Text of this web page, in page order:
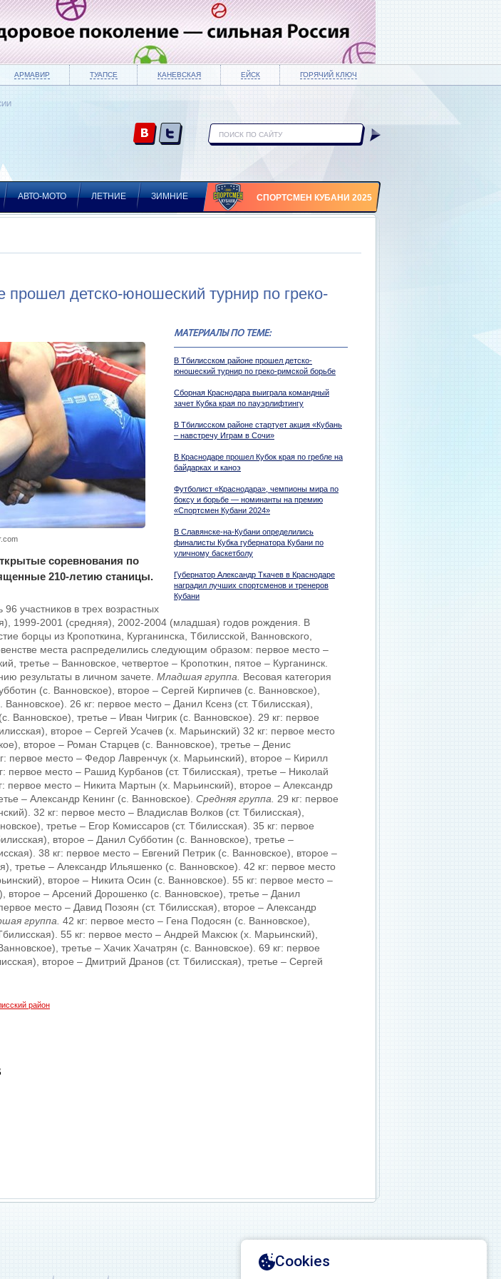
АРМАВИР ТУАПСЕ КАНЕВСКАЯ ЕЙСК ГОРЯЧИЙ КЛЮЧ
АВТО-МОТО ЛЕТНИЕ ЗИМНИЕ СПОРТСМЕН КУБАНИ 2025
прошел детско-юношеский турнир по греко-
МАТЕРИАЛЫ ПО ТЕМЕ:
В Тбилисском районе прошел детско-
юношеский турнир по греко-римской борьбе
Сборная Краснодара выиграла командный
зачет Кубка края по пауэрлифтингу
В Тбилисском районе стартует акция «Кубань
– навстречу Играм в Сочи»
В Краснодаре прошел Кубок края по гребле на
байдарках и каноэ
Футболист «Краснодара», чемпионы мира по
боксу и борьбе — номинанты на премию
«Спортсмен Кубани 2024»
В Славянске-на-Кубани определились
финалисты Кубка губернатора Кубани по
уличному баскетболу
Губернатор Александр Ткачев в Краснодаре
наградил лучших спортсменов и тренеров
Кубани
соревнования по
210-летию станицы.
участников в трех возрастных
1999-2001 (средняя), 2002-2004 (младшая) годов рождения. В
борцы из Кропоткина, Курганинска, Тбилисской, Ванновского,
места распределились следующим образом: первое место –
третье – Ванновское, четвертое – Кропоткин, пятое – Курганинск.
результаты в личном зачете. Младшая группа.
Весовая категория
(с. Ванновское), второе – Сергей Кирпичев (с. Ванновское),
26 кг: первое место – Данил Ксенз (ст. Тбилисская),
Ванновское), третье – Иван Чигрик (с. Ванновское). 29 кг: первое
второе – Сергей Усачев (х. Марьинский) 32 кг: первое место
второе – Роман Старцев (с. Ванновское), третье – Денис
первое место – Федор Лавренчук (х. Марьинский), второе – Кирилл
первое место – Рашид Курбанов (ст. Тбилисская), третье – Николай
первое место – Никита Мартын (х. Марьинский), второе – Александр
– Александр Кенинг (с. Ванновское). Средняя группа.
29 кг: первое
32 кг: первое место – Владислав Волков (ст. Тбилисская),
третье – Егор Комиссаров (ст. Тбилисская). 35 кг: первое
второе – Данил Субботин (с. Ванновское), третье –
38 кг: первое место – Евгений Петрик (с. Ванновское), второе –
третье – Александр Ильяшенко (с. Ванновское). 42 кг: первое место
второе – Никита Осин (с. Ванновское). 55 кг: первое место –
второе – Арсений Дорошенко (с. Ванновское), третье – Данил
место – Давид Позоян (ст. Тбилисская), второе – Александр
группа. 42 кг: первое место – Гена Подосян (с. Ванновское),
55 кг: первое место – Андрей Максюк (х. Марьинский),
третье – Хачик Хачатрян (с. Ванновское). 69 кг: первое
второе – Дмитрий Дранов (ст. Тбилисская), третье – Сергей
район